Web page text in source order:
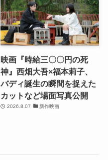
映画『時給三〇〇円の死
神』西畑大吾×福本莉子、
バディ誕生の瞬間を捉えた
カットなど場面写真公開
2026.8.07 新作映画